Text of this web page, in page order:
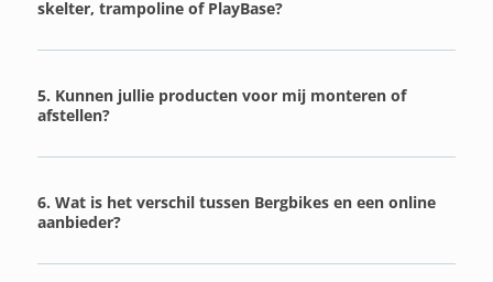
skelter, trampoline of PlayBase?
5. Kunnen jullie producten voor mij monteren of
afstellen?
6. Wat is het verschil tussen Bergbikes en een online
aanbieder?